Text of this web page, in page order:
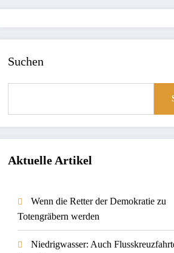
Suchen
Aktuelle Artikel
Wenn die Retter der Demokratie zu
Totengräbern werden
Niedrigwasser: Auch